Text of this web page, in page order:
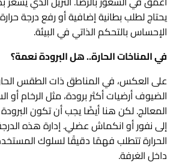
يحتاج لطلب بطانية إضافية أو رفع درجة
الإحساس بالتحكم الذاتي في البيئة.
في المناخات الحارة.. هل البرودة نعمة؟
على العكس، في المناطق ذات الطقس
الضيوف أرضيات أكثر برودة، مثل الرخام أو
المعالج. لكن هنا أيضًا يجب أن تكون
إلى نفور أو انكماش عضلي. إدارة هذه
الحرارة تتطلب فهمًا دقيقًا لسلوك
داخل الغرفة.